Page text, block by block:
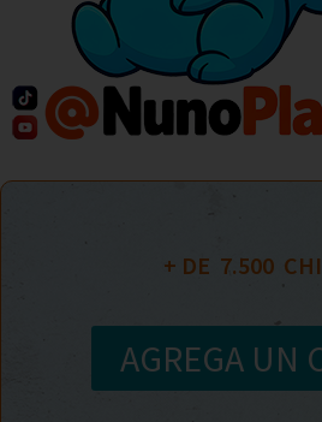
+ DE 7.500
AGREGA UN